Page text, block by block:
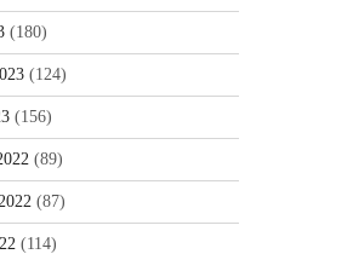
(180)
(124)
(156)
(89)
(87)
(114)